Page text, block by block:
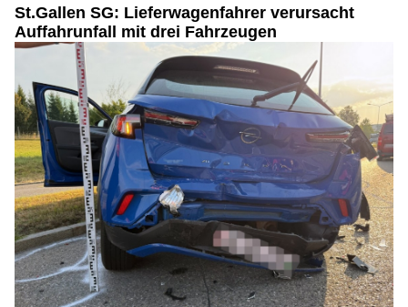
St.Gallen SG: Lieferwagenfahrer verursacht
Auffahrunfall mit drei Fahrzeugen